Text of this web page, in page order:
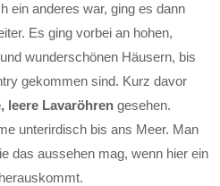
ein anderes war, ging es dann
Es ging vorbei an hohen,
wunderschönen Häusern, bis
gekommen sind. Kurz davor
leere Lavaröhren gesehen.
unterirdisch bis ans Meer. Man
das aussehen mag, wenn hier ein